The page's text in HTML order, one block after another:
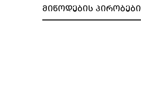
მიწოდების პირობები